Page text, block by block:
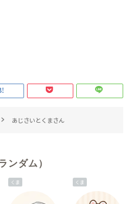
あじさいとくまさん
ンダム）
くま くま